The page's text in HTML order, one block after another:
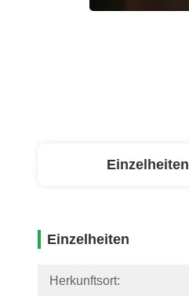
Einzelheiten
Einzelheiten
Herkunftsort: